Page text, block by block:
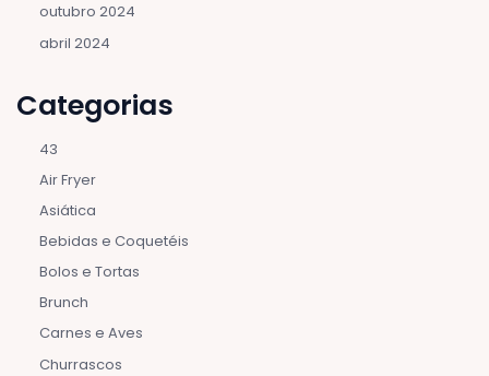
outubro 2024
abril 2024
Categorias
43
Air Fryer
Asiática
Bebidas e Coquetéis
Bolos e Tortas
Brunch
Carnes e Aves
Churrascos